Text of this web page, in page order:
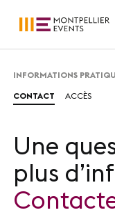
QUI SOMMES-
Nos métiers
Nos valeurs
INFORMATIONS
CONTACT
ACCÈS
Une
plus